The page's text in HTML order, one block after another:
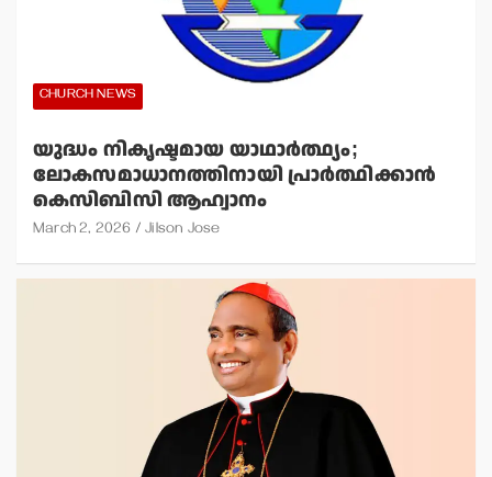
CHURCH NEWS
യുദ്ധം നികൃഷ്ടമായ യാഥാര്‍ത്ഥ്യം;
ലോകസമാധാനത്തിനായി പ്രാര്‍ത്ഥിക്കാന്‍
കെസിബിസി ആഹ്വാനം
March 2, 2026 Jilson Jose